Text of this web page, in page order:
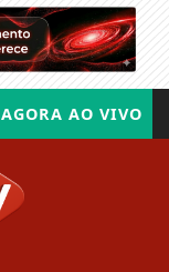
AGORA AO VIVO